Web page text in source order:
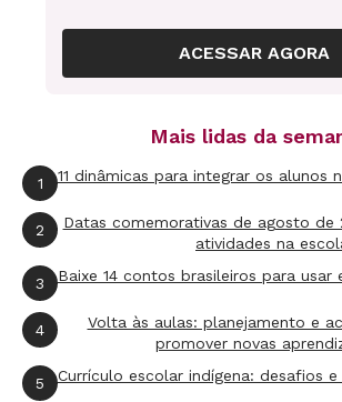
ACESSAR AGORA
Mais lidas da
1 11 dinâmicas para integrar os alunos
2
Datas comemorativas de agosto de
atividades na
3 Baixe 14 contos brasileiros para usar
4
Volta às aulas: planejamento e
promover novas
5 Currículo escolar indígena: desafios